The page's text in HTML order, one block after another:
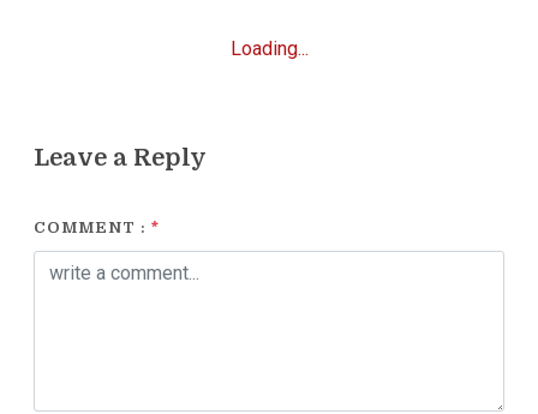
Loading...
Leave a Reply
COMMENT : *